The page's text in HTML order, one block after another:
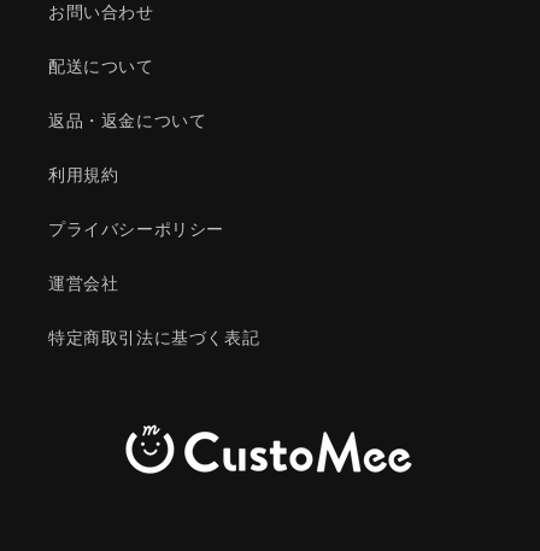
お問い合わせ
配送について
返品・返金について
利用規約
プライバシーポリシー
運営会社
特定商取引法に基づく表記